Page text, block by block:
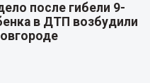
после гибели 9-
в ДТП возбудили